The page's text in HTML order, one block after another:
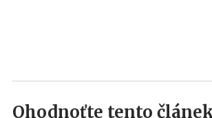
Ohodnoťte tento